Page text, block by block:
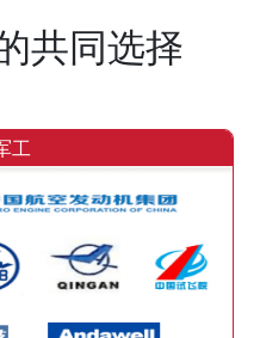
共同选择
工